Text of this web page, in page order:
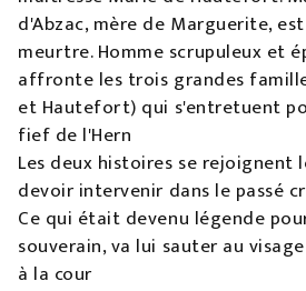
d'Abzac, mère de Marguerite,
meurtre. Homme scrupuleux et
affronte les trois grandes
et Hautefort) qui s'entretuent
fief de l'Hern
Les deux histoires se rejoignent
devoir intervenir dans le passé
Ce qui était devenu légende
souverain, va lui sauter au
à la cour